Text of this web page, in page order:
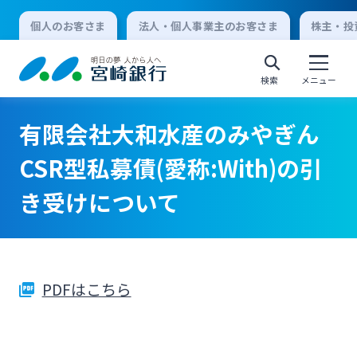
個人のお客さま 法人・個人事業主のお客さま 株主・
検索 メニュー
個人向けインターネットバンキング
ログオン
有限会社大和水産のみやぎん
CSR型私募債(愛称:With)の引
き受けについて
PDFはこちら